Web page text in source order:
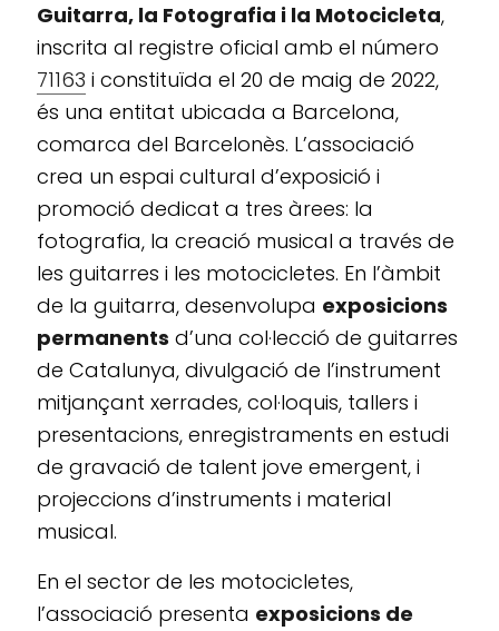
Guitarra, la Fotografia i la Motocicleta,
inscrita al registre oficial amb el número
71163 i constituïda el 20 de maig de 2022,
és una entitat ubicada a Barcelona,
comarca del Barcelonès. L’associació
crea un espai cultural d’exposició i
promoció dedicat a tres àrees: la
fotografia, la creació musical a través de
les guitarres i les motocicletes. En l’àmbit
de la guitarra, desenvolupa exposicions
permanents d’una col·lecció de guitarres
de Catalunya, divulgació de l’instrument
mitjançant xerrades, col·loquis, tallers i
presentacions, enregistraments en estudi
de gravació de talent jove emergent, i
projeccions d’instruments i material
musical.
En el sector de les motocicletes,
l’associació presenta exposicions de